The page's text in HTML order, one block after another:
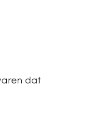
dat